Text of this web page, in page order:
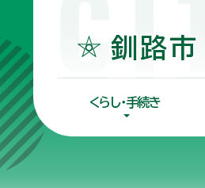
くらし・手続き